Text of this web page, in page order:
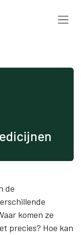
de
komen ze
precies? Hoe kan